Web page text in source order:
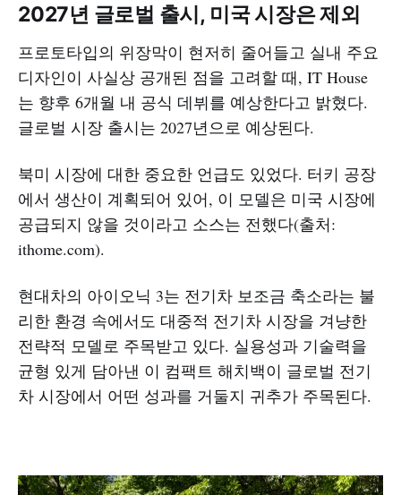
2027년 글로벌 출시, 미국 시장은 제외
프로토타입의 위장막이 현저히 줄어들고 실내 주요
디자인이 사실상 공개된 점을 고려할 때, IT House
는 향후 6개월 내 공식 데뷔를 예상한다고 밝혔다.
글로벌 시장 출시는 2027년으로 예상된다.
북미 시장에 대한 중요한 언급도 있었다. 터키 공장
에서 생산이 계획되어 있어, 이 모델은 미국 시장에
공급되지 않을 것이라고 소스는 전했다(출처:
ithome.com).
현대차의 아이오닉 3는 전기차 보조금 축소라는 불
리한 환경 속에서도 대중적 전기차 시장을 겨냥한
전략적 모델로 주목받고 있다. 실용성과 기술력을
균형 있게 담아낸 이 컴팩트 해치백이 글로벌 전기
차 시장에서 어떤 성과를 거둘지 귀추가 주목된다.